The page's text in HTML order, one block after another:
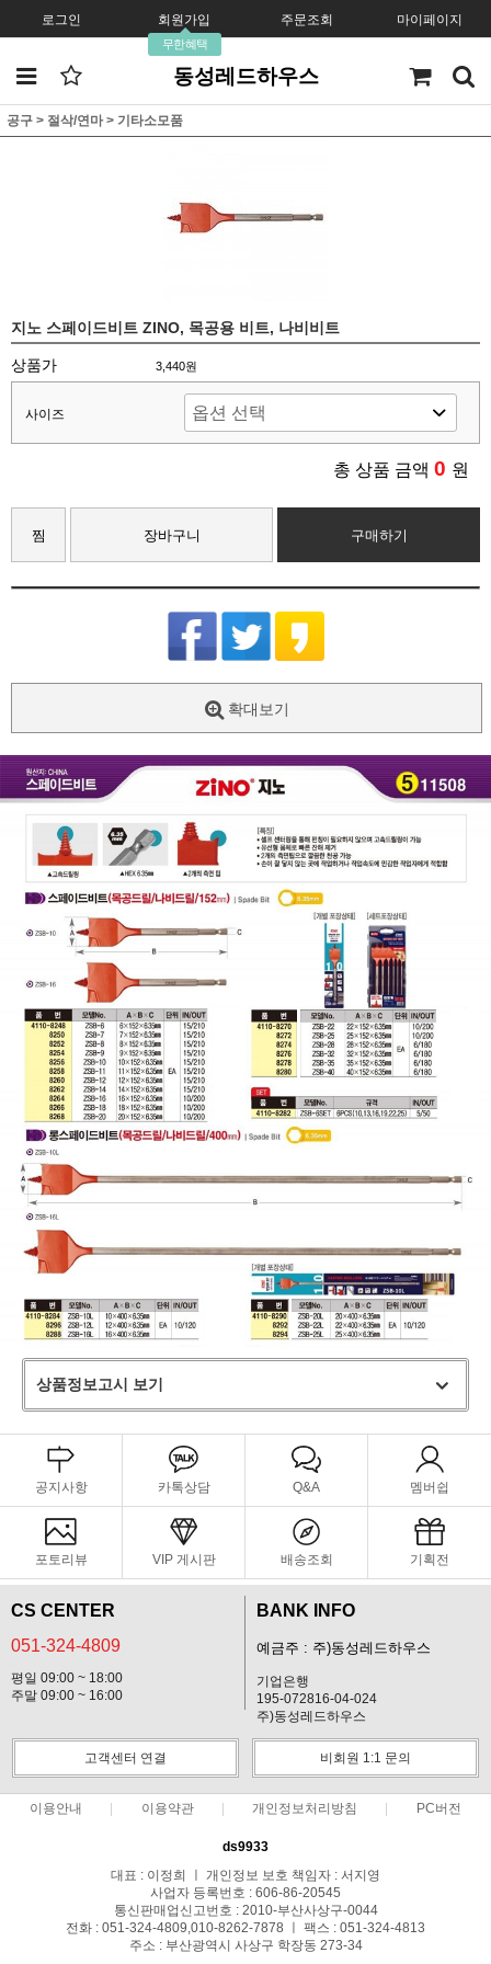
로그인 회원가입
무한혜택
주문조회 마이페이지
동성레드하우스
공구 > 절삭/연마> 기타소모품
지노 스페이드비트 ZINO, 목공용 비트, 나비비트
상품가 3,440원
사이즈
총 상품 금액 0 원
찜 장바구니 구매하기
확대보기
상품정보고시 보기
공지사항 카톡상담 Q&A 멤버쉽
포토리뷰 VIP 게시판 배송조회 기획전
CS CENTER
051-324-4809
평일 09:00 ~ 18:00
주말 09:00 ~ 16:00
BANK INFO
예금주 : 주)동성레드하우스
기업은행
195-072816-04-024
주)동성레드하우스
고객센터 연결 비회원 1:1 문의
이용안내 이용약관 개인정보처리방침 PC버전
ds9933
대표 : 이정희 ㅣ 개인정보 보호 책임자 : 서지영
사업자 등록번호 : 606-86-20545
통신판매업신고번호 : 2010-부산사상구-0044
전화 : 051-324-4809,010-8262-7878 ㅣ 팩스 : 051-324-4813
주소 : 부산광역시 사상구 학장동 273-34